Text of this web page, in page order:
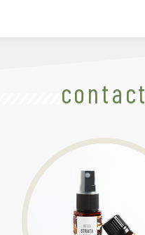
contact